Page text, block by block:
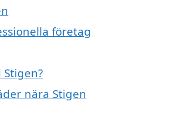
företag
nära Stigen